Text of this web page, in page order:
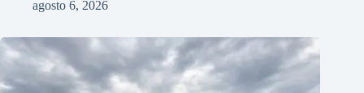
agosto 6, 2026